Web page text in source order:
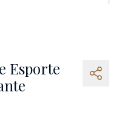
Esporte